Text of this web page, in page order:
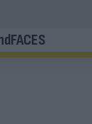
FACES